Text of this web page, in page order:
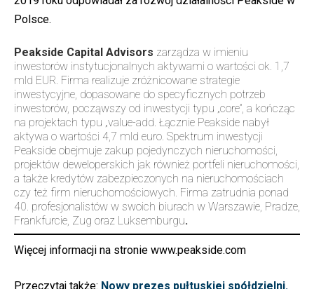
Polsce.
Peakside Capital Advisors zarządza w imieniu
inwestorów instytucjonalnych aktywami o wartości ok. 1,7
mld EUR. Firma realizuje zróżnicowane strategie
inwestycyjne, dopasowane do specyficznych potrzeb
inwestorów, począwszy od inwestycji typu „core”, a kończąc
na projektach typu „value-add. Łącznie Peakside nabył
aktywa o wartości 4,7 mld euro. Spektrum inwestycji
Peakside obejmuje zakup pojedynczych nieruchomości,
projektów deweloperskich jak również portfeli nieruchomości,
a także kredytów zabezpieczonych na nieruchomościach
czy też firm nieruchomościowych. Firma zatrudnia ponad
40. profesjonalistów w swoich biurach w Warszawie, Pradze,
Frankfurcie, Zug oraz Luksemburgu.
Więcej informacji na stronie www.peakside.com
Przeczytaj także: Nowy prezes pułtuskiej spółdzielni.